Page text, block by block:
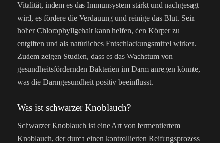
Vitalität, indem es das Immunsystem stärkt und nachgesagt
wird, es fördere die Verdauung und reinige das Blut. Sein
hoher Chlorophyllgehalt kann helfen, den Körper zu
entgiften und als natürliches Entschlackungsmittel wirken.
Zudem zeigen Studien, dass es das Wachstum von
gesundheitsfördernden Bakterien im Darm anregen könnte,
was die Darmgesundheit positiv beeinflusst.
Was ist schwarzer Knoblauch?
Schwarzer Knoblauch ist eine Art von fermentiertem
Knoblauch, der durch einen kontrollierten Reifungsprozess